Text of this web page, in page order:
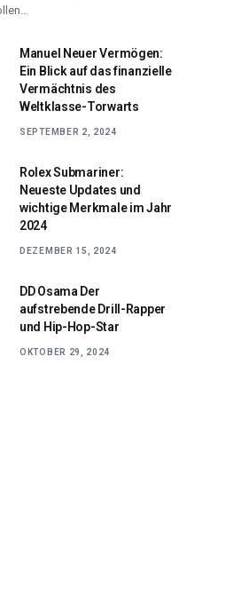
Manuel Neuer Vermögen:
Ein Blick auf das finanzielle
Vermächtnis des
Weltklasse-Torwarts
SEPTEMBER 2, 2024
Rolex Submariner:
Neueste Updates und
wichtige Merkmale im Jahr
2024
DEZEMBER 15, 2024
DD Osama Der
aufstrebende Drill-Rapper
und Hip-Hop-Star
OKTOBER 29, 2024